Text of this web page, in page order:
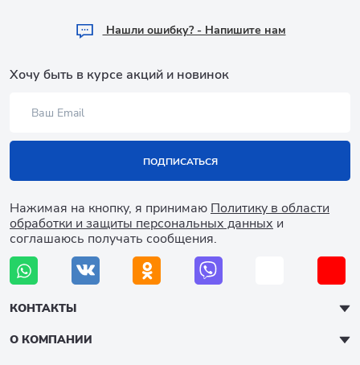
Hашли ошибку? - Напишите нам
Хочу быть в курсе акций и новинок
ПОДПИСАТЬСЯ
Нажимая на кнопку, я принимаю Политику в области
обработки и защиты персональных данных и
соглашаюсь получать сообщения.
КОНТАКТЫ
О КОМПАНИИ